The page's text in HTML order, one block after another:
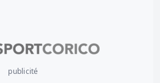
publicité